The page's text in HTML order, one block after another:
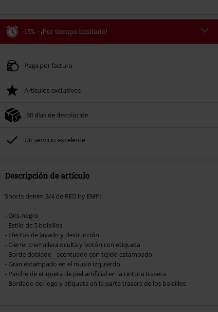
-15% - ¡Por tiempo limitado!
Válido hasta 8/9/26
Tras introducir el código, el descuento se deducirá automáticamente al final
No acumulable con otras promociones Códigos promocionales.. Quedan
Rammstein, (Till) Lindemann, Böhse Onkelz, Broilers, Die Ärzte, Die Toten
Hosen, Metality, Funko Pop!, vales regalo y artículos que incluyan una
Paga por factura
Artículos exclusivos
30 días de devolución
Un servicio excelente
Descripción de artículo
Shorts denim 3/4 de RED by EMP:
- Gris-negro
- Estilo de 5 bolsillos
- Efectos de lavado y destrucción
- Cierre: cremallera oculta y botón con etiqueta
- Borde doblado - acentuado con tejido estampado
- Gran estampado en el muslo izquierdo
- Parche de etiqueta de piel artificial en la cintura trasera
- Bordado del logo y etiqueta en la parte trasera de los bolsillos